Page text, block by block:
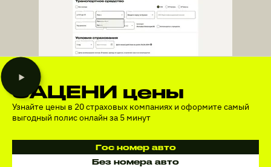
ЗАЦЕНИ цены
Узнайте цены в 20 страховых компаниях и оформите самый
выгодный полис онлайн за 5 минут
Гос номер авто
Без номера авто